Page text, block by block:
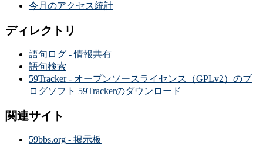
今月のアクセス統計
ディレクトリ
語句ログ - 情報共有
語句検索
59Tracker - オープンソースライセンス（GPLv2）のブ
ログソフト 59Trackerのダウンロード
関連サイト
59bbs.org - 掲示板